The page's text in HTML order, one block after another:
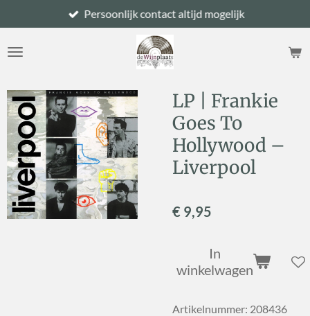
direct
naar
Persoonlijk contact altijd mogelijk
LP | Frankie
Goes To
Hollywood –
Liverpool
€ 9,95
In
winkelwagen
Artikelnummer: 208436